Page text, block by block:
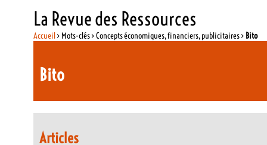
La Revue des Ressources
Accueil> Mots-clés > Concepts économiques, financiers, publicitaires > Bito
Bito
Articles